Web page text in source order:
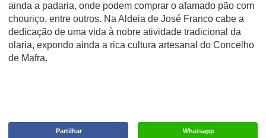
ainda a padaria, onde podem comprar o afamado pão com
chouriço, entre outros. Na Aldeia de José Franco cabe a
dedicação de uma vida à nobre atividade tradicional da
olaria, expondo ainda a rica cultura artesanal do Concelho
de Mafra.
Whatsapp
Partilhar